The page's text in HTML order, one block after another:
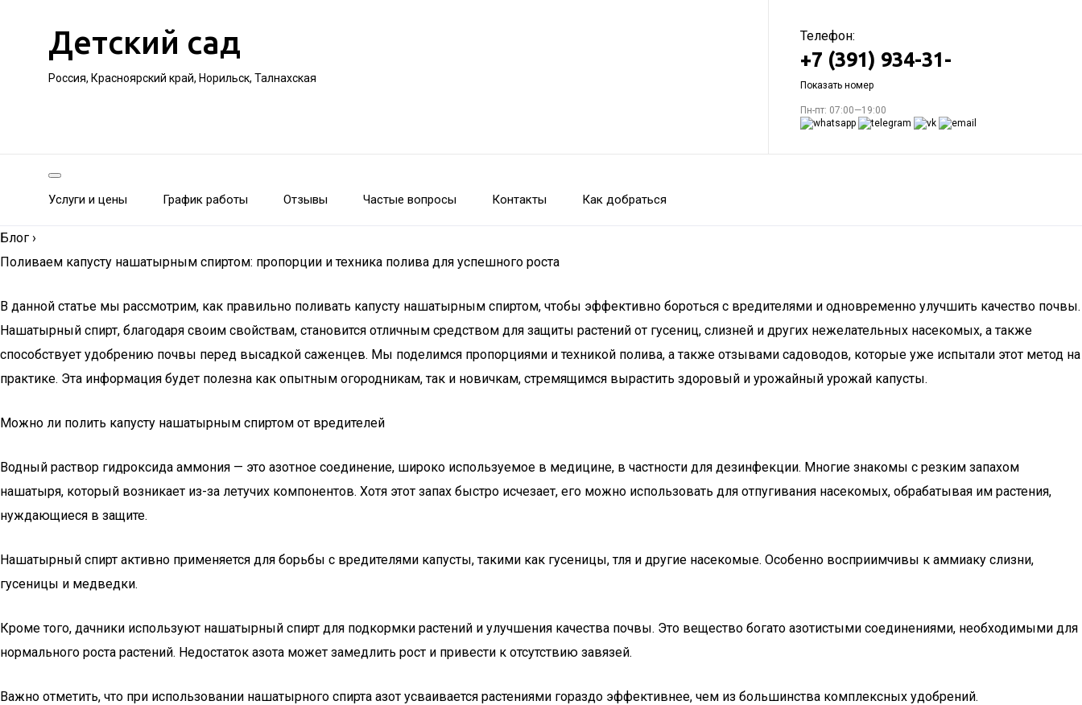
Детский сад
Россия, Красноярский край, Норильск, Талнахская
Телефон:
+7 (391) 934-31-
Показать номер
Пн-пт: 07:00—19:00
Услуги и цены График работы Отзывы Частые вопросы Контакты Как добраться
Блог ›
Поливаем капусту нашатырным спиртом: пропорции и техника полива для успешного роста
В данной статье мы рассмотрим, как правильно поливать капусту нашатырным спиртом, чтобы эффективно бороться с вредителями и одновременно улучшить качество почвы.
Нашатырный спирт, благодаря своим свойствам, становится отличным средством для защиты растений от гусениц, слизней и других нежелательных насекомых, а также
способствует удобрению почвы перед высадкой саженцев. Мы поделимся пропорциями и техникой полива, а также отзывами садоводов, которые уже испытали этот метод на
практике. Эта информация будет полезна как опытным огородникам, так и новичкам, стремящимся вырастить здоровый и урожайный урожай капусты.
Можно ли полить капусту нашатырным спиртом от вредителей
Водный раствор гидроксида аммония — это азотное соединение, широко используемое в медицине, в частности для дезинфекции. Многие знакомы с резким запахом
нашатыря, который возникает из-за летучих компонентов. Хотя этот запах быстро исчезает, его можно использовать для отпугивания насекомых, обрабатывая им растения,
нуждающиеся в защите.
Нашатырный спирт активно применяется для борьбы с вредителями капусты, такими как гусеницы, тля и другие насекомые. Особенно восприимчивы к аммиаку слизни,
гусеницы и медведки.
Кроме того, дачники используют нашатырный спирт для подкормки растений и улучшения качества почвы. Это вещество богато азотистыми соединениями, необходимыми для
нормального роста растений. Недостаток азота может замедлить рост и привести к отсутствию завязей.
Важно отметить, что при использовании нашатырного спирта азот усваивается растениями гораздо эффективнее, чем из большинства комплексных удобрений.